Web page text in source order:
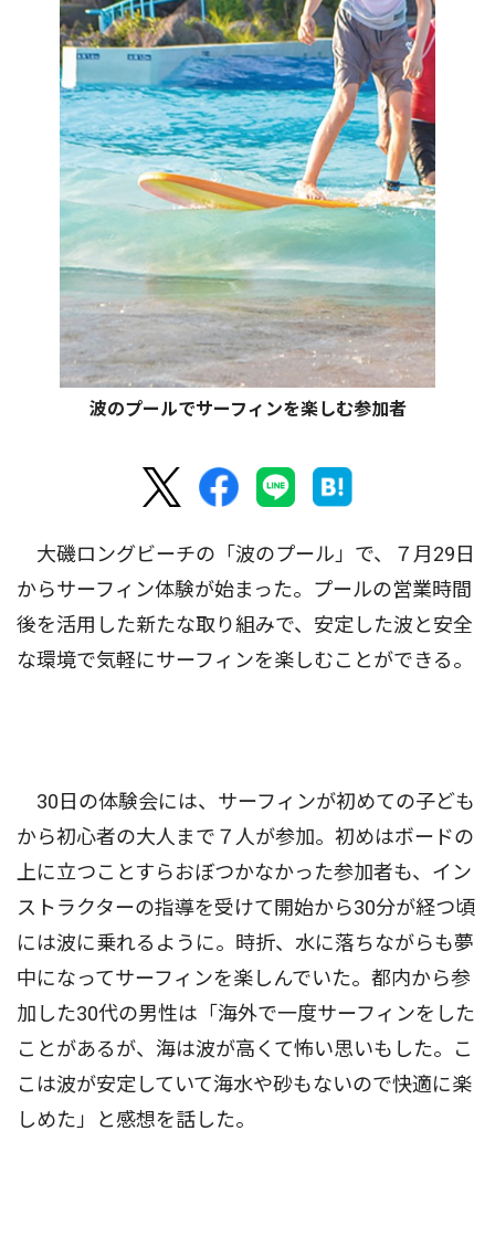
波のプールでサーフィンを楽しむ参加者
大磯ロングビーチの「波のプール」で、７月29日
からサーフィン体験が始まった。プールの営業時間
後を活用した新たな取り組みで、安定した波と安全
な環境で気軽にサーフィンを楽しむことができる。
30日の体験会には、サーフィンが初めての子ども
から初心者の大人まで７人が参加。初めはボードの
上に立つことすらおぼつかなかった参加者も、イン
ストラクターの指導を受けて開始から30分が経つ頃
には波に乗れるように。時折、水に落ちながらも夢
中になってサーフィンを楽しんでいた。都内から参
加した30代の男性は「海外で一度サーフィンをした
ことがあるが、海は波が高くて怖い思いもした。こ
こは波が安定していて海水や砂もないので快適に楽
しめた」と感想を話した。